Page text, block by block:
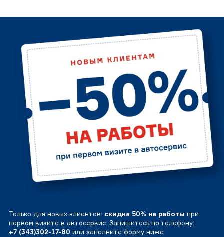
Только для новых клиентов: скидка 50% на работы при
первом визите в автосервис. Запишитесь по телефону:
+7 (343)302-17-80 или заполните форму ниже